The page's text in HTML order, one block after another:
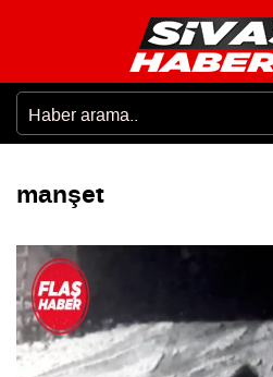
manşet